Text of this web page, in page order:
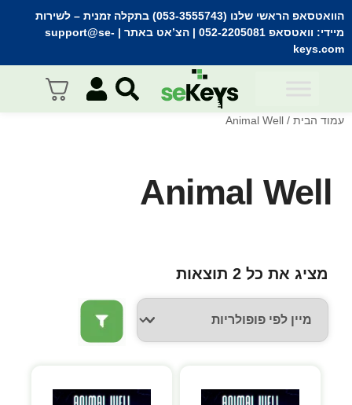
הוואטסאפ הראשי שלנו (053-3555743) בתקלה זמנית
– לשירות
מיידי: וואטסאפ 052-2205081 | הצ’אט באתר | support@se-
keys.com
עמוד הבית / Animal Well
Animal Well
מציג את כל 2 תוצאות